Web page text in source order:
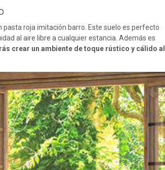
pasta roja imitación barro. Este suelo es perfecto
al aire libre a cualquier estancia. Además es
crear un ambiente de toque rústico y cálido al